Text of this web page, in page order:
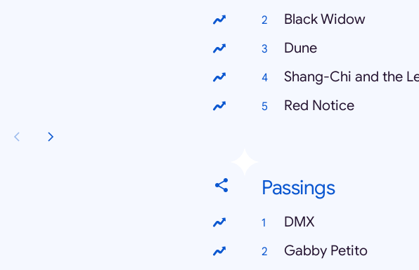
Black Widow
Dune
Shang-Chi and the
Red Notice
Passings
DMX
Gabby Petito